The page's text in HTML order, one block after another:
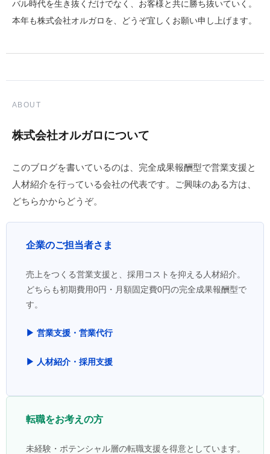
バル時代を生き抜くだけでなく、お客様と共に勝ち抜いていく。
本年も株式会社オルガロを、どうぞ宜しくお願い申し上げます。
ABOUT
株式会社オルガロについて
このブログを書いているのは、完全成果報酬型で営業支援と
人材紹介を行っている会社の代表です。ご興味のある方は、
どちらかからどうぞ。
企業のご担当者さま
売上をつくる営業支援と、採用コストを抑える人材紹介。
どちらも初期費用0円・月額固定費0円の完全成果報酬型で
す。
▶ 営業支援・営業代行
▶ 人材紹介・採用支援
転職をお考えの方
未経験・ポテンシャル層の転職支援を得意としています。